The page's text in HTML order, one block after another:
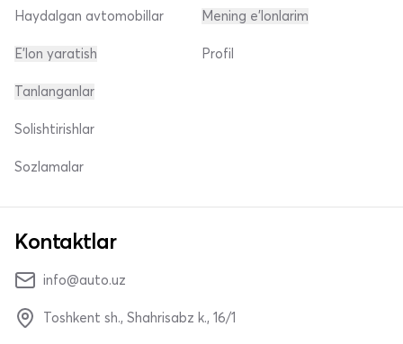
Haydalgan avtomobillar
E'lon yaratish
Mening e'lonlarim
Profil
Tanlanganlar
Solishtirishlar
Sozlamalar
Kontaktlar
info@auto.uz
Toshkent sh., Shahrisabz k., 16/1